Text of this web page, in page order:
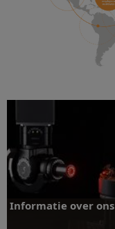
Informatie over ons